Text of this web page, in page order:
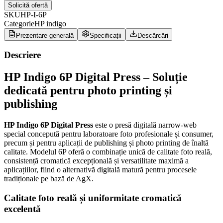
Solicită ofertă
SKUHP-I-6P
CategorieHP indigo
Prezentare generală Specificații Descărcări
Descriere
HP Indigo 6P Digital Press – Soluție
dedicată pentru photo printing și
publishing
HP Indigo 6P Digital Press este o presă digitală narrow-web
special concepută pentru laboratoare foto profesionale și consumer,
precum și pentru aplicații de publishing și photo printing de înaltă
calitate. Modelul 6P oferă o combinație unică de calitate foto reală,
consistență cromatică excepțională și versatilitate maximă a
aplicațiilor, fiind o alternativă digitală matură pentru procesele
tradiționale pe bază de AgX.
Calitate foto reală și uniformitate cromatică
excelentă